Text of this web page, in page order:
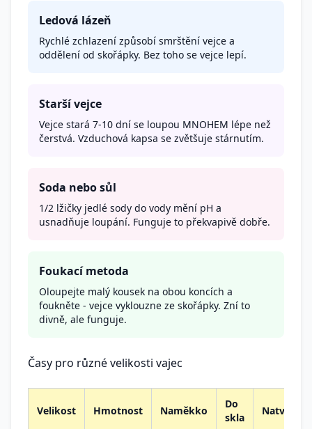
Ledová lázeň
Rychlé zchlazení způsobí smrštění vejce a
oddělení od skořápky. Bez toho se vejce lepí.
Starší vejce
Vejce stará 7-10 dní se loupou MNOHEM lépe než
čerstvá. Vzduchová kapsa se zvětšuje stárnutím.
Soda nebo sůl
1/2 lžičky jedlé sody do vody mění pH a
usnadňuje loupání. Funguje to překvapivě dobře.
Foukací metoda
Oloupejte malý kousek na obou koncích a
foukněte - vejce vyklouzne ze skořápky. Zní to
divně, ale funguje.
Časy pro různé velikosti vajec
Velikost Hmotnost Naměkko
Do
skla
Natvrdo